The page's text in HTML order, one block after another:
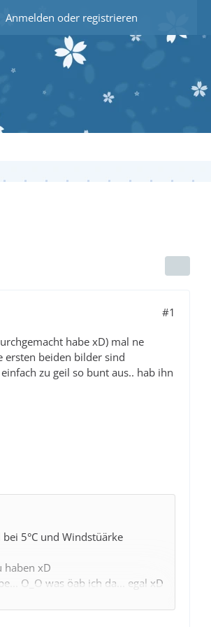
Anmelden oder registrieren
#1
habe xD) mal ne
ersten beiden bilder sind
zu geil so bunt aus.. hab ihn
5°C und Windstüärke
haben xD
O_O was öab ich da... egal xD
ist, eingegeben wird..